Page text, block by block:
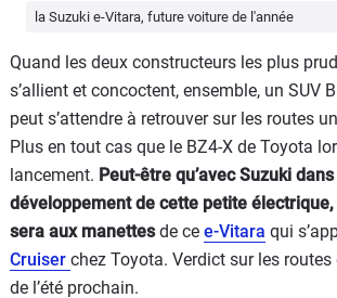
la Suzuki e-Vitara, future voiture de l'année
Quand les deux constructeurs les plus
s’allient et concoctent, ensemble, un SUV
peut s’attendre à retrouver sur les routes
Plus en tout cas que le BZ4-X de Toyota
lancement. Peut-être qu’avec Suzuki
développement de cette petite
sera aux manettesde ce e-Vitara qui
Cruiser chez Toyota. Verdict sur les routes
de l’été prochain.